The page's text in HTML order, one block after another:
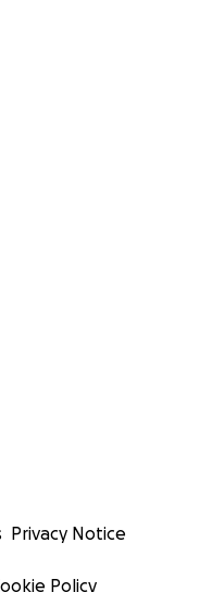
Privacy Notice
Policy